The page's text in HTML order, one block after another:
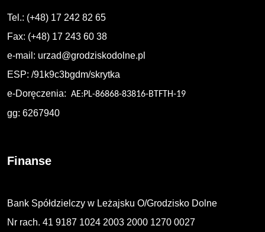
Tel.: (+48) 17 242 82 65
Fax: (+48) 17 243 60 38
e-mail: urzad@grodziskodolne.pl
ESP: /91k9c3bgdm/skrytka
e-Doręczenia: AE:PL-86868-83816-BTFTH-19
gg: 6267940
Finanse
Bank Spółdzielczy w Leżajsku O/Grodzisko Dolne
Nr rach. 41 9187 1024 2003 2000 1270 0027